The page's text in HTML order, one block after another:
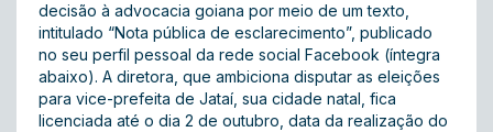
decisão à advocacia goiana por meio de um texto,
intitulado “Nota pública de esclarecimento”, publicado
no seu perfil pessoal da rede social Facebook (íntegra
abaixo). A diretora, que ambiciona disputar as eleições
para vice-prefeita de Jataí, sua cidade natal, fica
licenciada até o dia 2 de outubro, data da realização do